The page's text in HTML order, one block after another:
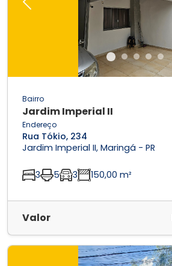
Previous
Bairro
Jardim Imperial II
Endereço
Rua Tókio, 234
Jardim Imperial II, Maringá - PR
3 5 3 150,00 m²
Valor